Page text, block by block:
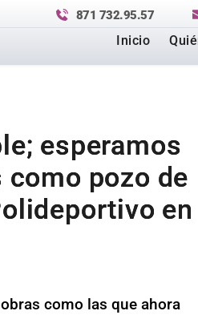
871 732.95.57
Inicio
esperamos
como pozo de
en
como las que ahora